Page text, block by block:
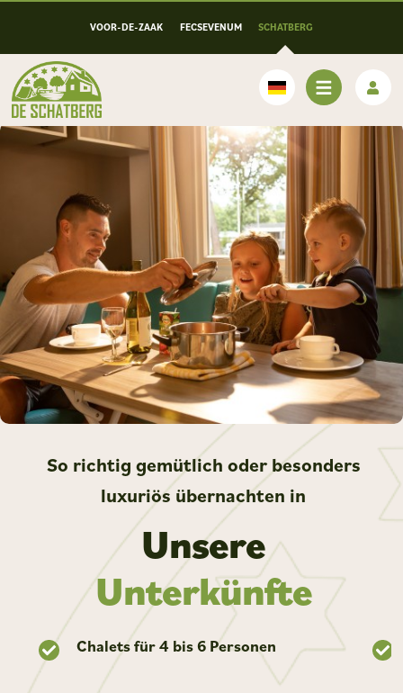
VOOR-DE-ZAAK FECSEVENUM SCHATBERG
Deutsch
Unsere
Unterkünfte
So richtig gemütlich oder besonders
luxuriös übernachten in
Chalets für 4 bis 6 Personen